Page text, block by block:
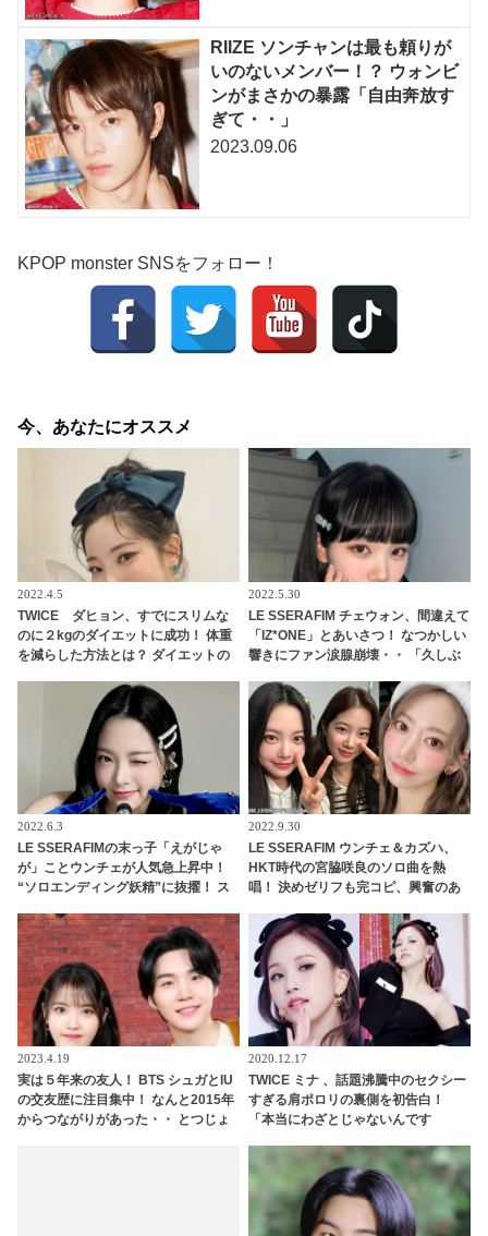
RIIZE ソンチャンは最も頼りが
いのないメンバー！？ ウォンビ
ンがまさかの暴露「自由奔放す
ぎて・・」
2023.09.06
KPOP monster SNSをフォロー！
今、あなたにオススメ
2022.4.5
TWICE ダヒョン、すでにスリムな
のに２kgのダイエットに成功！ 体重
を減らした方法とは？ ダイエットの
2022.5.30
LE SSERAFIM チェウォン、間違えて
「IZ*ONE」とあいさつ！ なつかしい
響きにファン涙腺崩壊・・ 「久しぶ
2022.6.3
LE SSERAFIMの末っ子「えがじゃ
が」ことウンチェが人気急上昇中！
“ソロエンディング妖精”に抜擢！ ス
粋な笑顔とかわいすぎる愛嬌にメン
バーも悶絶
2022.9.30
LE SSERAFIM ウンチェ＆カズハ、
HKT時代の宮脇咲良のソロ曲を熱
唱！ 決めゼリフも完コピ、興奮のあ
そのもの！「この動画毎週見てる」
2023.4.19
実は５年来の友人！ BTS シュガとIU
の交友歴に注目集中！ なんと2015年
からつながりがあった・・ とつじょ
2020.12.17
TWICE ミナ 、話題沸騰中のセクシー
すぎる肩ポロリの裏側を初告白！
「本当にわざとじゃないんです